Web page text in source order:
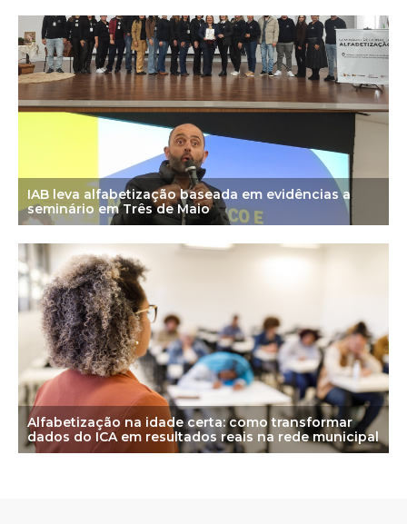
IAB leva alfabetização baseada em evidências a
seminário em Três de Maio
Alfabetização na idade certa: como transformar
dados do ICA em resultados reais na rede municipal